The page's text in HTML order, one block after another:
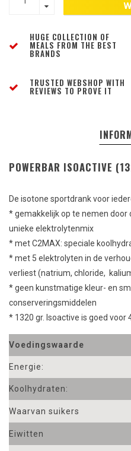
HUGE COLLECTION OF
MEALS FROM THE BEST
BRANDS
TRUSTED WEBSHOP WITH
REVIEWS TO PROVE IT
POWERBAR ISOACTIVE
De isotone sportdrank voor
* gemakkelijk op te nemen door
unieke elektrolytenmix
* met C2MAX: speciale
* met 5 elektrolyten in de
verliest (natrium, chloride,
* geen kunstmatige kleur- en
conserveringsmiddelen
* 1320 gr. Isoactive is goed voor
Voedingswaarde
Energie:
Koolhydraten:
Waarvan suikers
Eiwitten